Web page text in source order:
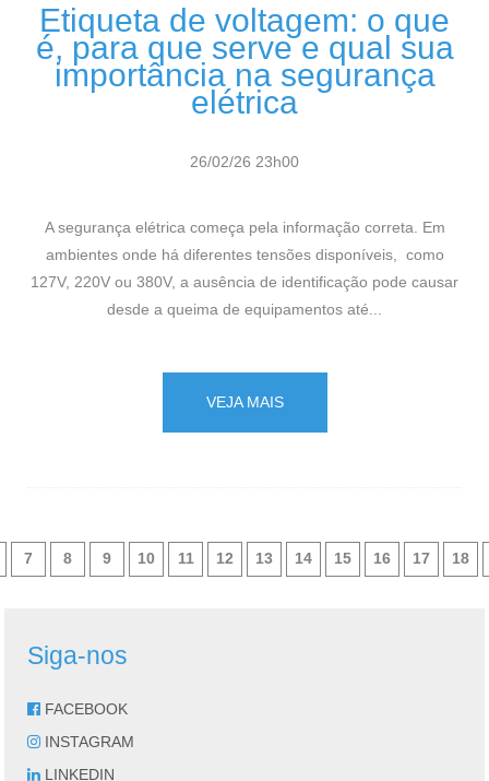
Etiqueta de voltagem: o que
é, para que serve e qual sua
importância na segurança
elétrica
26/02/26 23h00
A segurança elétrica começa pela informação correta. Em
ambientes onde há diferentes tensões disponíveis, como
127V, 220V ou 380V, a ausência de identificação pode causar
desde a queima de equipamentos até...
VEJA MAIS
7 8 9 10 11 12 13 14 15 16 17 18
Siga-nos
FACEBOOK
INSTAGRAM
LINKEDIN